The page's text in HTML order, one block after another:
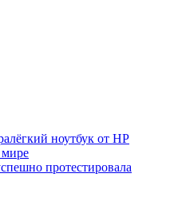
ноутбук от HP
мире
протестировала